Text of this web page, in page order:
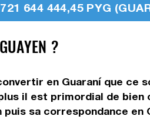
644 444,45 PYG
?
en Guaraní que ce
il est primordial de bien
sa correspondance en